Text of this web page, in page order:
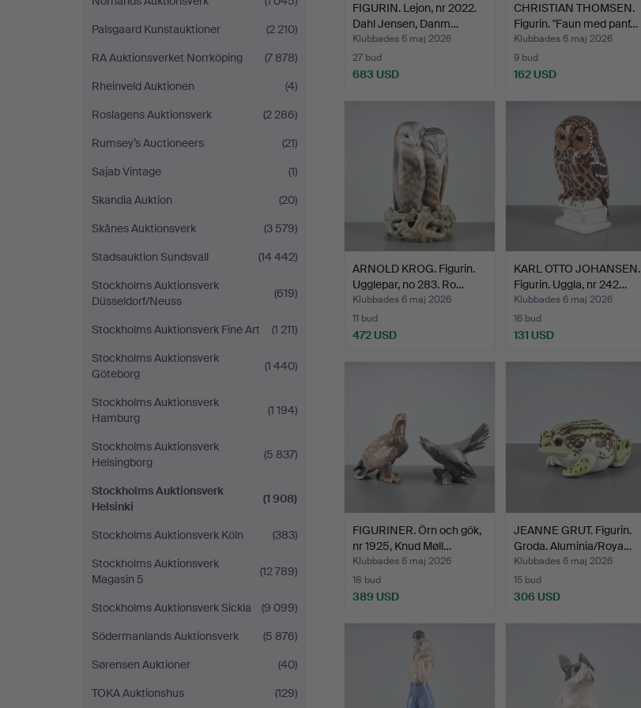
Palsgaard Kunstauktioner
(2 210)
RA Auktionsverket Norrköping
(7 878)
Rheinveld Auktionen
(4)
Roslagens Auktionsverk
(2 286)
Rumsey’s Auctioneers
(21)
Sajab Vintage
(1)
Skandia Auktion
(20)
Skånes Auktionsverk
(3 579)
Stadsauktion Sundsvall
(14 442)
Stockholms Auktionsverk
Düsseldorf/Neuss
(619)
Stockholms Auktionsverk Fine Art
(1 211)
Stockholms Auktionsverk
Göteborg
(1 440)
Stockholms Auktionsverk
Hamburg
(1 194)
Stockholms Auktionsverk
Helsingborg
(5 837)
Stockholms Auktionsverk
Helsinki
(1 908)
Stockholms Auktionsverk Köln
(383)
Stockholms Auktionsverk
Magasin 5
(12 789)
Stockholms Auktionsverk Sickla
(9 099)
Södermanlands Auktionsverk
(5 876)
Sørensen Auktioner
(40)
TOKA Auktionshus
(129)
FIGURIN. Lejon, nr 2022.
Dahl Jensen, Danm…
Klubbades 6 maj 2026
27 bud
683 USD
CHRISTIAN THOMSEN.
Figurin. "Faun med panf…
Klubbades 6 maj 2026
9 bud
162 USD
ARNOLD KROG. Figurin.
Ugglepar, no 283. Ro…
Klubbades 6 maj 2026
11 bud
472 USD
KARL OTTO JOHANSEN.
Figurin. Uggla, nr 242…
Klubbades 6 maj 2026
16 bud
131 USD
FIGURINER. Örn och gök,
nr 1925, Knud Møll…
Klubbades 6 maj 2026
18 bud
389 USD
JEANNE GRUT. Figurin.
Groda. Aluminia/Roya…
Klubbades 6 maj 2026
15 bud
306 USD